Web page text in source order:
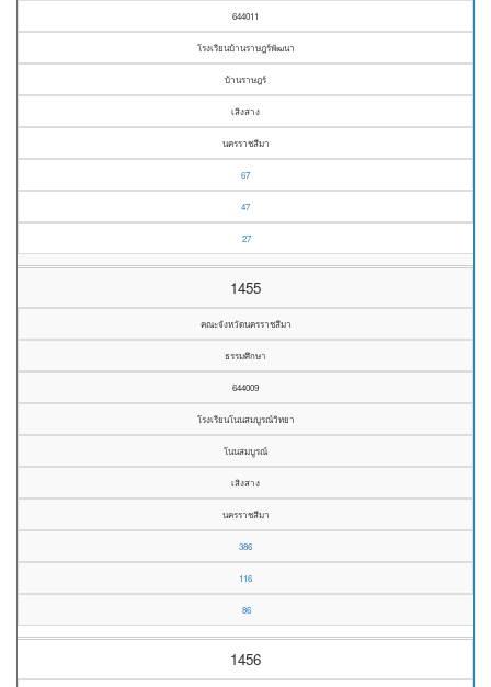
644011
โรงเรียนบ้านราษฎร์พัฒนา
บ้านราษฎร์
เสิงสาง
นครราชสีมา
67
47
27
1455
คณะจังหวัดนครราชสีมา
ธรรมศึกษา
644009
โรงเรียนโนนสมบูรณ์วิทยา
โนนสมบูรณ์
เสิงสาง
นครราชสีมา
386
116
86
1456